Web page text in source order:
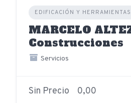
EDIFICACIÓN Y HERRAMIENTAS
MARCELO
Construcciones
Servicios
Sin Precio 0,00